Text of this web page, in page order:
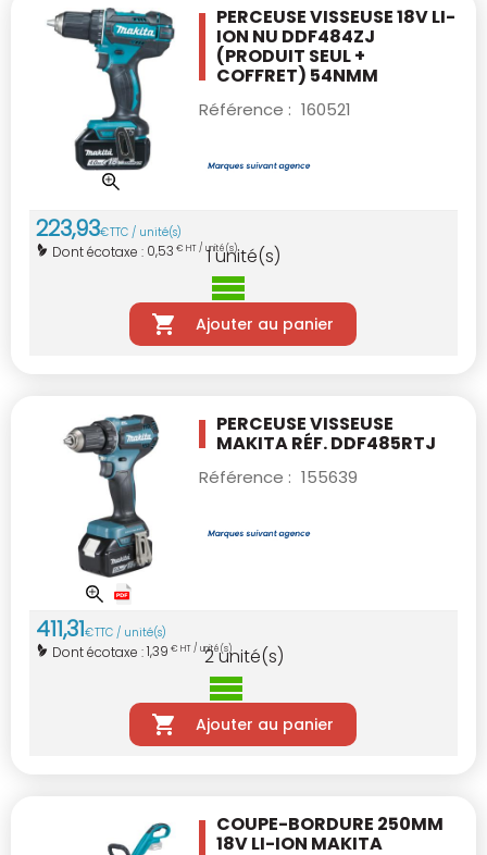
PERCEUSE VISSEUSE 18V LI-
ION NU DDF484ZJ
(PRODUIT SEUL +
COFFRET) 54NMM
Référence : 160521
223,93€TTC / unité(s)
Dont écotaxe : 0,53 € HT / unité(s)
1unité(s)
Ajouter au panier
PERCEUSE VISSEUSE
MAKITA RÉF. DDF485RTJ
Référence : 155639
411,31€TTC / unité(s)
Dont écotaxe :1,39 € HT / unité(s)
2unité(s)
Ajouter au panier
COUPE-BORDURE 250MM
18V LI-ION MAKITA